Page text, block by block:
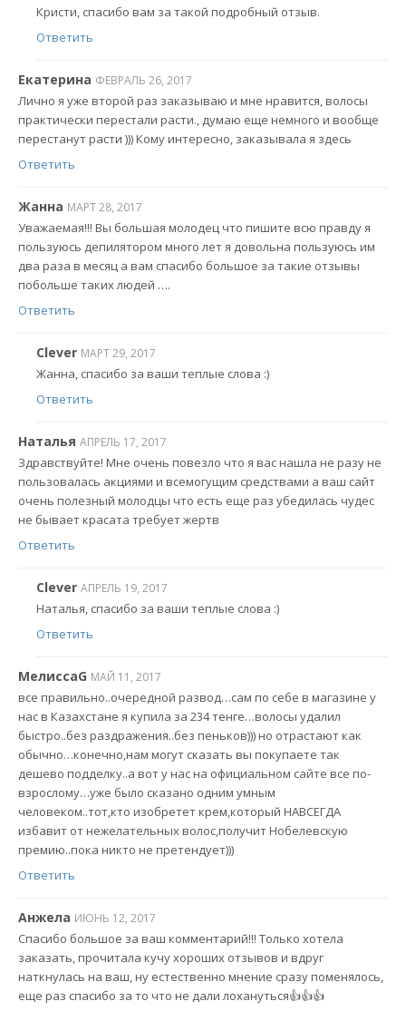
Кристи, спасибо вам за такой подробный отзыв.
Ответить
Екатерина ФЕВРАЛЬ 26, 2017
Лично я уже второй раз заказываю и мне нравится, волосы
практически перестали расти., думаю еще немного и вообще
перестанут расти ))) Кому интересно, заказывала я здесь
Ответить
Жанна МАРТ 28, 2017
Уважаемая!!! Вы большая молодец что пишите всю правду я
пользуюсь депилятором много лет я довольна пользуюсь им
два раза в месяц а вам спасибо большое за такие отзывы
побольше таких людей ….
Ответить
Clever МАРТ 29, 2017
Жанна, спасибо за ваши теплые слова :)
Ответить
Наталья АПРЕЛЬ 17, 2017
Здравствуйте! Мне очень повезло что я вас нашла не разу не
пользовалась акциями и всемогущим средствами а ваш сайт
очень полезный молодцы что есть еще раз убедилась чудес
не бывает красата требует жертв
Ответить
Clever АПРЕЛЬ 19, 2017
Наталья, спасибо за ваши теплые слова :)
Ответить
МелиссаG МАЙ 11, 2017
все правильно..очередной развод…сам по себе в магазине у
нас в Казахстане я купила за 234 тенге…волосы удалил
быстро..без раздражения..без пеньков))) но отрастают как
обычно…конечно,нам могут сказать вы покупаете так
дешево подделку..а вот у нас на официальном сайте все по-
взрослому…уже было сказано одним умным
человеком..тот,кто изобретет крем,который НАВСЕГДА
избавит от нежелательных волос,получит Нобелевскую
премию..пока никто не претендует)))
Ответить
Анжела ИЮНЬ 12, 2017
Спасибо большое за ваш комментарий!!! Только хотела
заказать, прочитала кучу хороших отзывов и вдруг
наткнулась на ваш, ну естественно мнение сразу поменялось,
еще раз спасибо за то что не дали лохануться👍👍👍